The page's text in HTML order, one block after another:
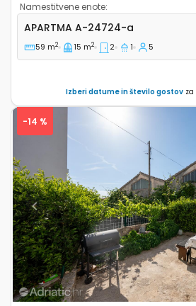
Namestitvene enote:
Dvosobni apartma Zadar A-
APARTMA A-24724-a
59 m2 15 m2 2 1 5
Izberi datume in število gostovza
Previous
-14 %